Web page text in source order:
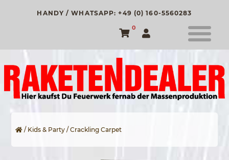
HANDY / WHATSAPP: +49 (0) 160-5560283
0
/ Kids & Party / Crackling Carpet